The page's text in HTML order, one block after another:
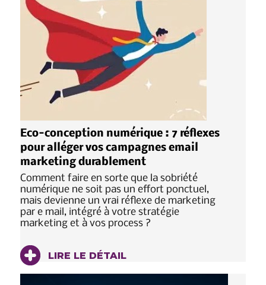
Eco-conception numérique : 7 réflexes
pour alléger vos campagnes email
marketing durablement
Comment faire en sorte que la sobriété
numérique ne soit pas un effort ponctuel,
mais devienne un vrai réflexe de marketing
par e mail, intégré à votre stratégie
marketing et à vos process ?
LIRE LE DÉTAIL